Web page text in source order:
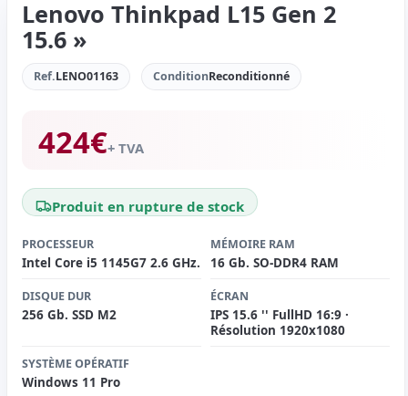
Lenovo Thinkpad L15 Gen 2
15.6 »
Ref.LENO01163 ConditionReconditionné
424€+ TVA
Produit en rupture de stock
PROCESSEUR
Intel Core i5 1145G7 2.6 GHz.
MÉMOIRE RAM
16 Gb. SO-DDR4 RAM
DISQUE DUR
256 Gb. SSD M2
ÉCRAN
IPS 15.6 '' FullHD 16:9 ·
Résolution 1920x1080
SYSTÈME OPÉRATIF
Windows 11 Pro